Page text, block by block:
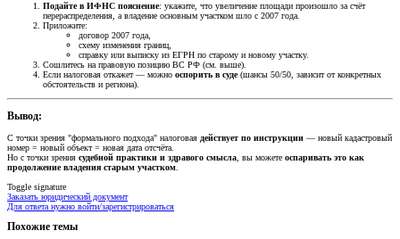
Подайте в ИФНС пояснение: укажите, что увеличение площади произошло за счёт
перераспределения, а владение основным участком шло с 2007 года.
Приложите:
договор 2007 года,
схему изменения границ,
справку или выписку из ЕГРН по старому и новому участку.
Сошлитесь на правовую позицию ВС РФ (см. выше).
Если налоговая откажет — можно оспорить в суде(шансы 50/50, зависит от конкретных
обстоятельств и региона).
Вывод:​
С точки зрения "формального подхода" налоговая действует по инструкции — новый кадастровый
номер = новый объект = новая дата отсчёта.
Но с точки зрения судебной практики и здравого смысла , вы можете оспаривать это как
продолжение владения старым участком
Toggle signature
Заказать юридический документ
Для ответа нужно войти/зарегистрироваться
Похожие темы